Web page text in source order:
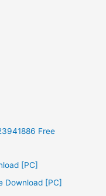
Free
[PC]
Download [PC]